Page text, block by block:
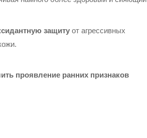
защиту от агрессивных
проявление ранних признаков